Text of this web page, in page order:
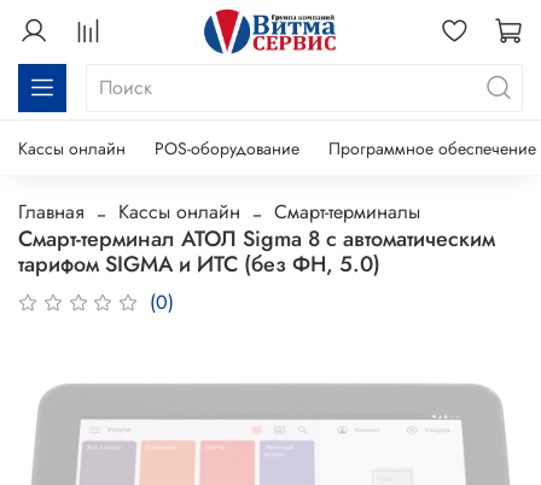
Кассы онлайн POS-оборудование Программное обеспечение
Главная Кассы онлайн Смарт-терминалы
Смарт-терминал АТОЛ Sigma 8 с автоматическим
тарифом SIGMA и ИТС (без ФН, 5.0)
(0)